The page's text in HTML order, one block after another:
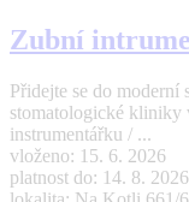
Zubní
Přidejte se do
stomatologické kliniky
instrumentářku / ...
vloženo: 15. 6. 2026
platnost do: 14. 8. 2026